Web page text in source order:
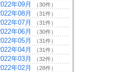
年09月 （30件）
年08月 （31件）
年07月 （31件）
年06月 （30件）
年05月 （31件）
年04月 （31件）
年03月 （32件）
年02月 （28件）